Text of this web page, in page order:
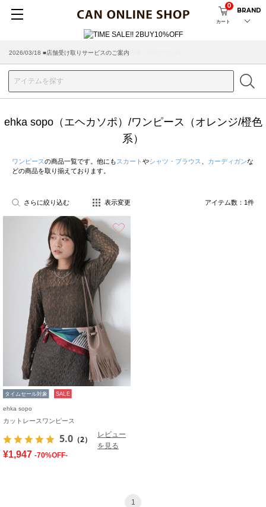
カート
0
BRAND
2026/03/18 ■店舗受け取りサービスのご案内
ehka sopo（エヘカソポ）/ワンピース（オレンジ/橙色
系）
ワンピースの商品一覧です。他にも スカート やシャツ・ブラウス カーディガンな
どの商品を取り揃えております。
さらに絞り込む 表示変更 アイテム数： 1件
タイムセール対象 SALE
ehka sopo
カットレースワンピース
5.0 （2）
レビュー
を見る
¥1,947 -70%OFF-
1